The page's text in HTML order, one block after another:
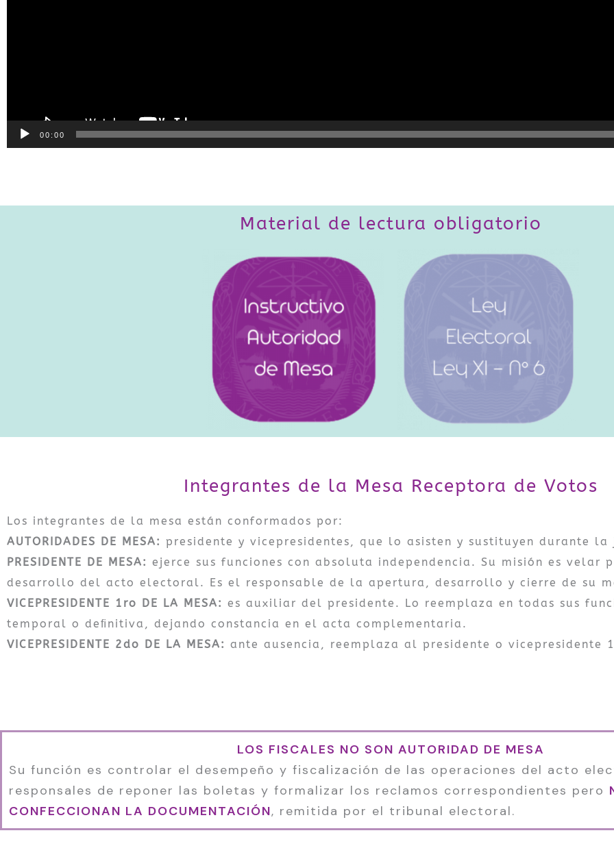
00:00
Material de lectura obligatorio
Integrantes de la Mesa Receptora de Votos
Los integrantes de la mesa están conformados por:
AUTORIDADES DE MESA: presidente y vicepresidentes, que lo asisten y sustituyen durante
PRESIDENTE DE MESA: ejerce sus funciones con absoluta independencia. Su misión es velar
desarrollo del acto electoral. Es el responsable de la apertura, desarrollo y cierre de su
VICEPRESIDENTE 1ro DE LA MESA: es auxiliar del presidente. Lo reemplaza en todas sus
temporal o deﬁnitiva, dejando constancia en el acta complementaria.
VICEPRESIDENTE 2do DE LA MESA: ante ausencia, reemplaza al presidente o vicepresidente
LOS FISCALES NO SON AUTORIDAD DE MESA
Su función es controlar el desempeño y fiscalización de las operaciones del acto
responsales de reponer las boletas y formalizar los reclamos correspondientes pero
CONFECCIONAN LA DOCUMENTACIÓN, remitida por el tribunal electoral.